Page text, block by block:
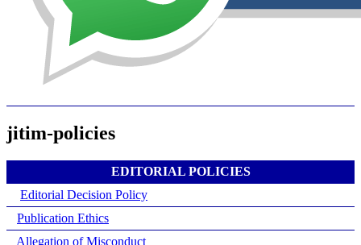
jitim-policies
EDITORIAL POLICIES
Editorial Decision Policy
Publication Ethics
Allegation of Misconduct